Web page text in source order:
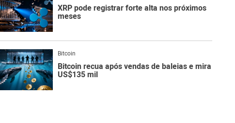
XRP pode registrar forte alta nos próximos
meses
Bitcoin
Bitcoin recua após vendas de baleias e mira
US$135 mil